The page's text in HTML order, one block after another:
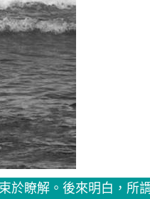
於瞭解。後來明白，所